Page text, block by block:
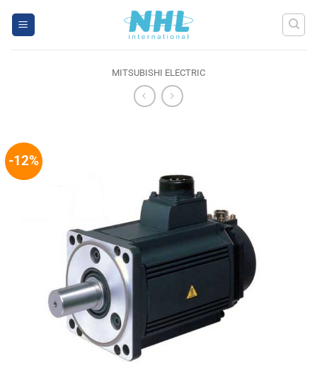
MITSUBISHI ELECTRIC
-12%